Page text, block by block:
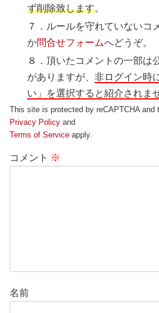
ず削除致します。
７．ルールを守れていないコ
か問合せフォームへどうぞ。
８．頂いたコメントの一部は
がありますが、非ログイン時
い」を選択すると紹介されま
This site is protected by reCAPTCHA and
Privacy Policy and
Terms of Service apply.
コメント ※
名前